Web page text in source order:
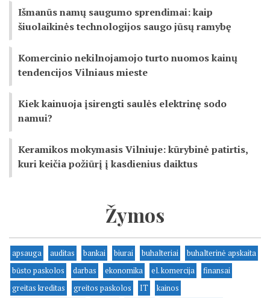
Išmanūs namų saugumo sprendimai: kaip
šiuolaikinės technologijos saugo jūsų ramybę
Komercinio nekilnojamojo turto nuomos kainų
tendencijos Vilniaus mieste
Kiek kainuoja įsirengti saulės elektrinę sodo
namui?
Keramikos mokymasis Vilniuje: kūrybinė patirtis,
kuri keičia požiūrį į kasdienius daiktus
Žymos
apsauga auditas bankai biurai buhalteriai
buhalterinė apskaita
būsto paskolos
darbas ekonomika el. komercija
finansai
greitas kreditas
greitos paskolos IT
kainos